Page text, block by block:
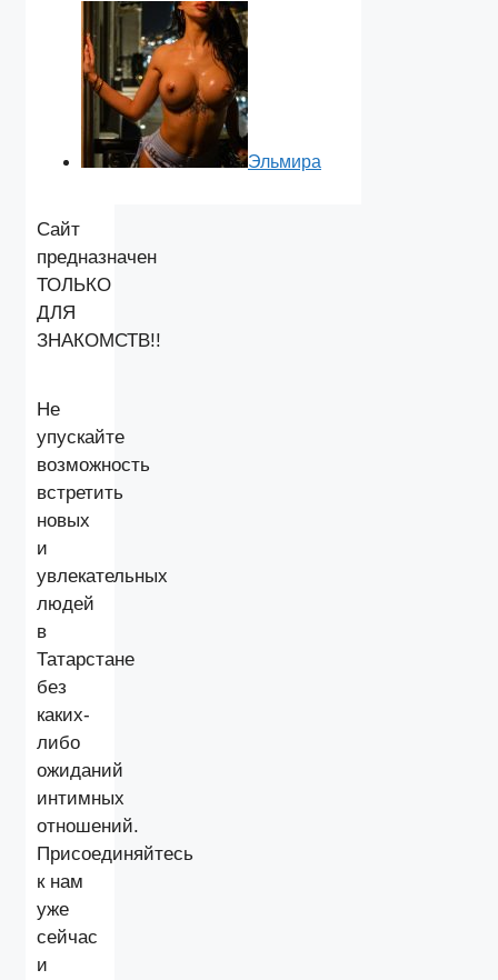
Эльмира
Сайт
предназначен
ТОЛЬКО
ДЛЯ
ЗНАКОМСТВ!!
Не
упускайте
возможность
встретить
новых
и
увлекательных
людей
в
Татарстане
без
каких-
либо
ожиданий
интимных
отношений.
Присоединяйтесь
к нам
уже
сейчас
и